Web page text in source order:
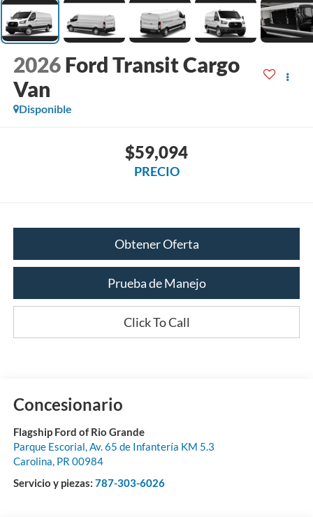
2026 Ford Transit Cargo
Van
Disponible
$59,094
PRECIO
Obtener Oferta
Prueba de Manejo
Click To Call
Concesionario
Flagship Ford of Rio Grande
Parque Escorial, Av. 65 de Infantería KM 5.3
Carolina, PR 00984
Servicio y piezas: 787-303-6026